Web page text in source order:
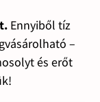
Ennyiből tíz
–
és erőt